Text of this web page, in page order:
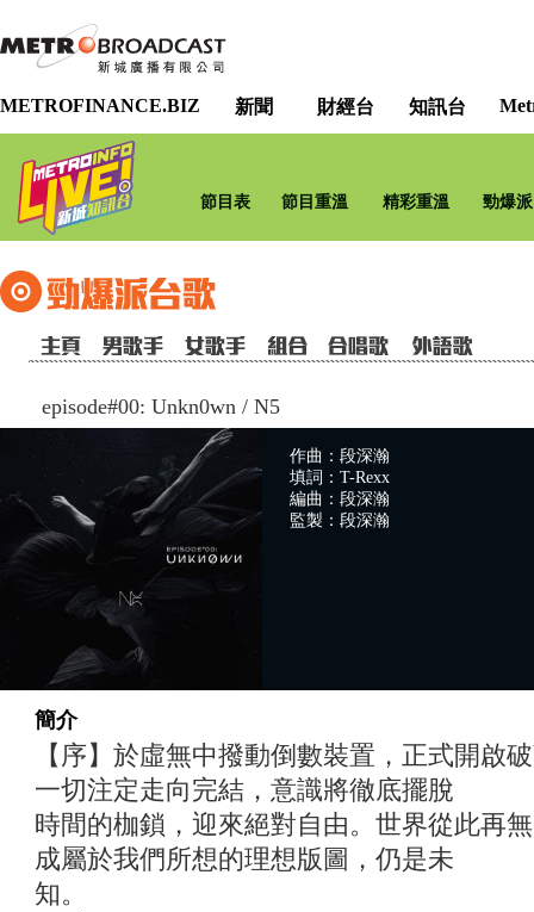
METROFINANCE.BIZ 新聞 財經台 知訊台
節目表 節目重溫 精彩重溫 勁爆
episode#00: Unkn0wn / N5
作曲：段深瀚
填詞：T-Rexx
編曲：段深瀚
監製：段深瀚
簡介
【序】於虛無中撥動倒數裝置，正式開啟
一切注定走向完結，意識將徹底擺脫
時間的枷鎖，迎來絕對自由。世界從此再
成屬於我們所想的理想版圖，仍是未
知。